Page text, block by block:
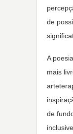
de
A
mais
de